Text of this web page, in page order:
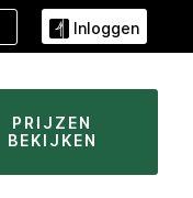
Inloggen
PRIJZEN
BEKIJKEN